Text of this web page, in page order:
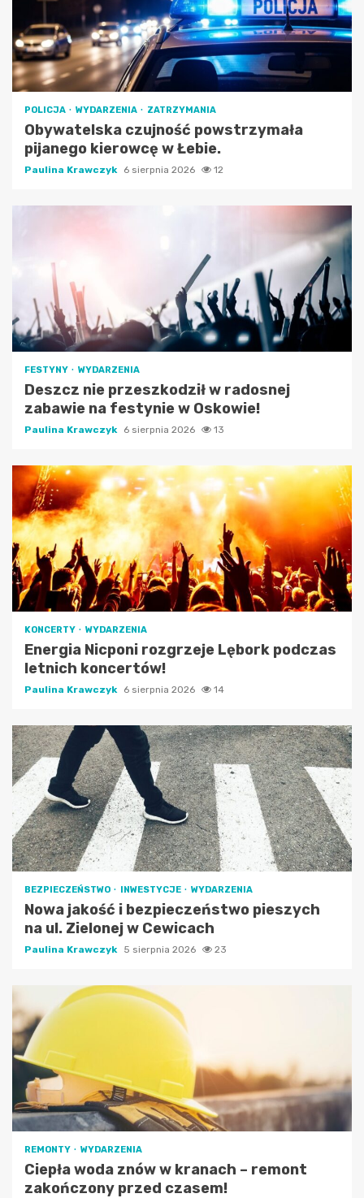
POLICJA WYDARZENIA ZATRZYMANIA
Obywatelska czujność powstrzymała
pijanego kierowcę w Łebie.
Paulina Krawczyk 6 sierpnia 2026 12
FESTYNY WYDARZENIA
Deszcz nie przeszkodził w radosnej
zabawie na festynie w Oskowie!
Paulina Krawczyk 6 sierpnia 2026 13
KONCERTY WYDARZENIA
Energia Nicponi rozgrzeje Lębork podczas
letnich koncertów!
Paulina Krawczyk 6 sierpnia 2026 14
BEZPIECZEŃSTWO INWESTYCJE WYDARZENIA
Nowa jakość i bezpieczeństwo pieszych
na ul. Zielonej w Cewicach
Paulina Krawczyk 5 sierpnia 2026 23
REMONTY WYDARZENIA
Ciepła woda znów w kranach – remont
zakończony przed czasem!